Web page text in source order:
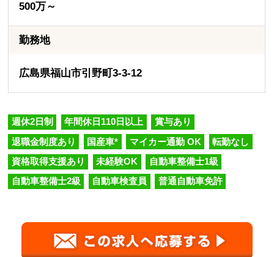
500万～
勤務地
広島県福山市引野町3-3-12
週休2日制 年間休日110日以上 賞与あり
退職金制度あり 国産車* マイカー通勤 OK 転勤なし
資格取得支援あり 未経験OK 自動車整備士1級
自動車整備士2級 自動車検査員 普通自動車免許